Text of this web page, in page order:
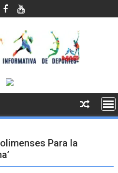
Para la